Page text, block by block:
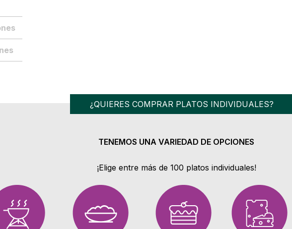
¿QUIERES COMPRAR PLATOS INDIVIDUALES?
TENEMOS UNA VARIEDAD DE OPCIONES
¡Elige entre más de 100 platos individuales!